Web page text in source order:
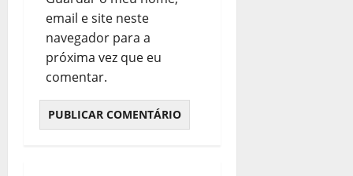
email e site neste
navegador para a
próxima vez que eu
comentar.